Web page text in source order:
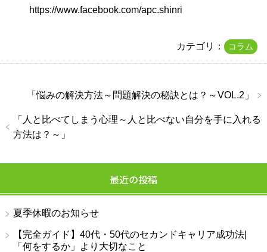
https://www.facebook.com/apc.shinri
カテゴリ： コラム
「悩みの解決方法～問題解決の秘訣とは？～VOL.2 」
「 人と比べてしまう心理～人と比べない自分を手に入れる
方法は？～ 」
最近の投稿
夏季休暇のお知らせ
【完全ガイド】40代・50代のセカンドキャリア成功法|
「何をするか」より大切なこと